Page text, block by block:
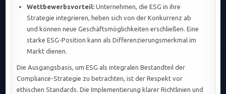
Wettbewerbsvorteil: Unternehmen, die ESG in ihre
Strategie integrieren, heben sich von der Konkurrenz ab
und können neue Geschäftsmöglichkeiten erschließen. Eine
starke ESG-Position kann als Differenzierungsmerkmal im
Markt dienen.
Die Ausgangsbasis, um ESG als integralen Bestandteil der
Compliance-Strategie zu betrachten, ist der Respekt vor
ethischen Standards. Die Implementierung klarer Richtlinien und